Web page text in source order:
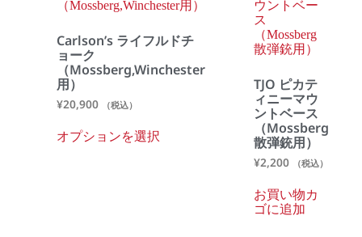
Carlson’s ライフルドチ
ョーク
（Mossberg,Winchester
用）
¥20,900 （税込）
オプションを選択
TJO ピカテ
ィニーマウ
ントベース
（Mossberg
散弾銃用）
¥2,200 （税込）
お買い物カ
ゴに追加